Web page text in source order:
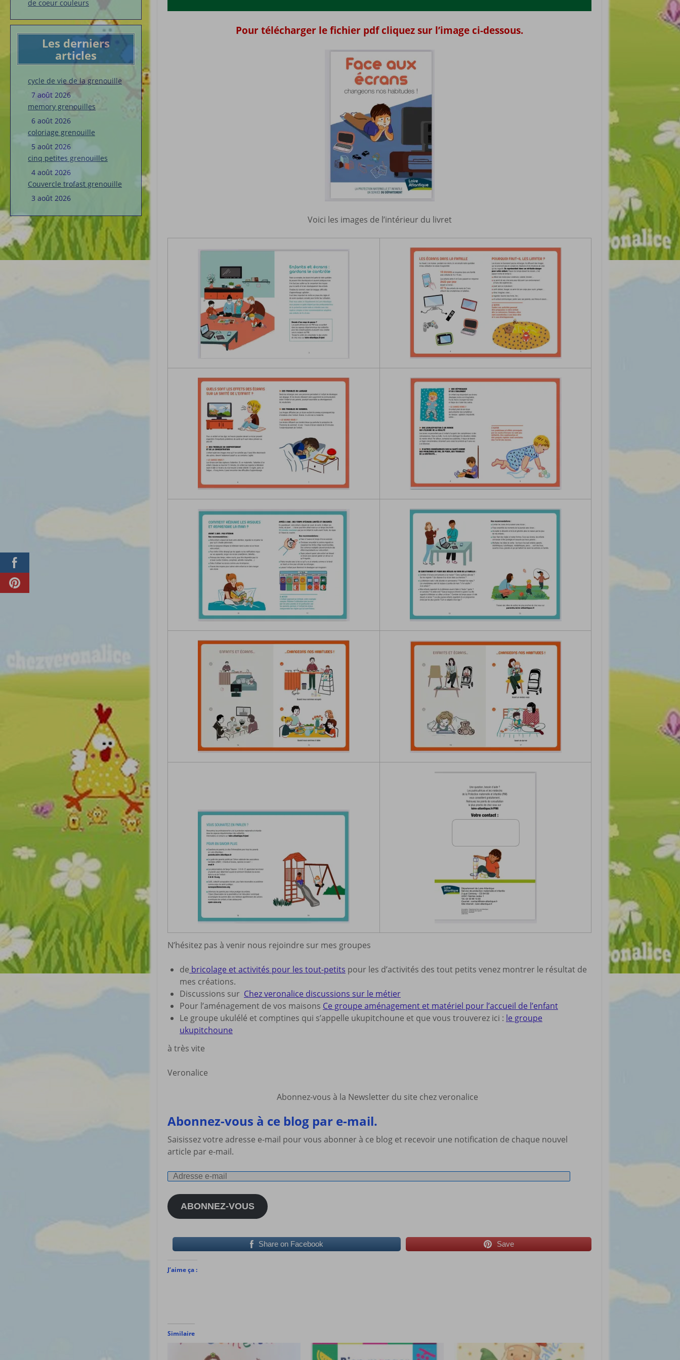
de coeur couleurs
Les derniers
articles
cycle de vie de la grenouille
7 août 2026
memory grenouilles
6 août 2026
coloriage grenouille
5 août 2026
cinq petites grenouilles
4 août 2026
Couvercle trofast grenouille
3 août 2026
Pour télécharger le fichier pdf cliquez sur l’image ci-dessous.
Voici les images de l’intérieur du livret
N’hésitez pas à venir nous rejoindre sur mes groupes
de bricolage et activités pour les tout-petits pour les d’activités des tout petits venez montrer le résultat de
mes créations.
Discussions sur Chez veronalice discussions sur le métier
Pour l’aménagement de vos maisons Ce groupe aménagement et matériel pour l’accueil de l’enfant
Le groupe ukulélé et comptines qui s’appelle ukupitchoune et que vous trouverez ici : le groupe
ukupitchoune
à très vite
Veronalice
Abonnez-vous à la Newsletter du site chez veronalice
Abonnez-vous à ce blog par e-mail.
Saisissez votre adresse e-mail pour vous abonner à ce blog et recevoir une notification de chaque nouvel
article par e-mail.
Adresse
mail
ABONNEZ-VOUS
Share on Facebook Save
J’aime ça :
Similaire